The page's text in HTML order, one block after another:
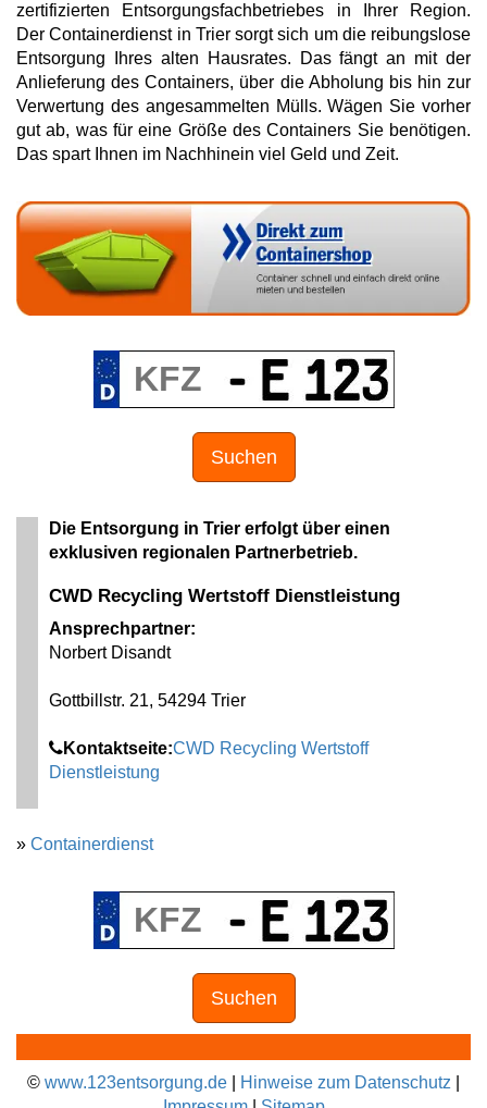
zertifizierten Entsorgungsfachbetriebes in Ihrer Region.
Der Containerdienst in Trier sorgt sich um die reibungslose
Entsorgung Ihres alten Hausrates. Das fängt an mit der
Anlieferung des Containers, über die Abholung bis hin zur
Verwertung des angesammelten Mülls. Wägen Sie vorher
gut ab, was für eine Größe des Containers Sie benötigen.
Das spart Ihnen im Nachhinein viel Geld und Zeit.
Suchen
Die Entsorgung in Trier erfolgt über einen
exklusiven regionalen Partnerbetrieb.
CWD Recycling Wertstoff Dienstleistung
Ansprechpartner:
Norbert Disandt
Gottbillstr. 21, 54294 Trier
Kontaktseite:CWD Recycling Wertstoff
Dienstleistung
» Containerdienst
Suchen
© www.123entsorgung.de Hinweise zum Datenschutz